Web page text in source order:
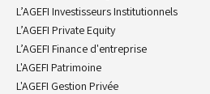
L’AGEFI Investisseurs Institutionnels
L’AGEFI Private Equity
L’AGEFI Finance d'entreprise
L'AGEFI Patrimoine
L'AGEFI Gestion Privée